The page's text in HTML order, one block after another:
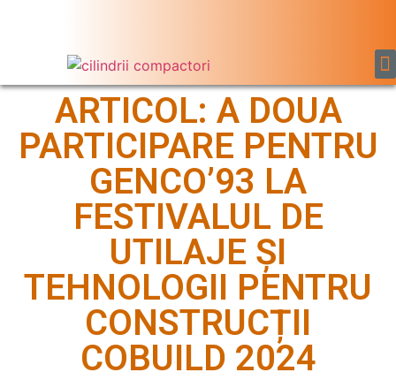
ARTICOL: A DOUA
PARTICIPARE PENTRU
GENCO’93 LA
FESTIVALUL DE
UTILAJE ȘI
TEHNOLOGII PENTRU
CONSTRUCȚII
COBUILD 2024